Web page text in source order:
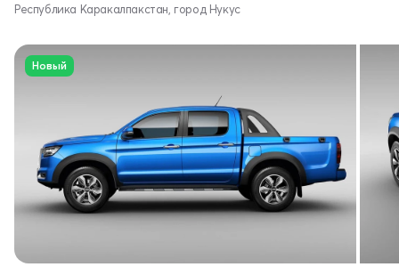
Республика Каракалпакстан, город Нукус
Новый